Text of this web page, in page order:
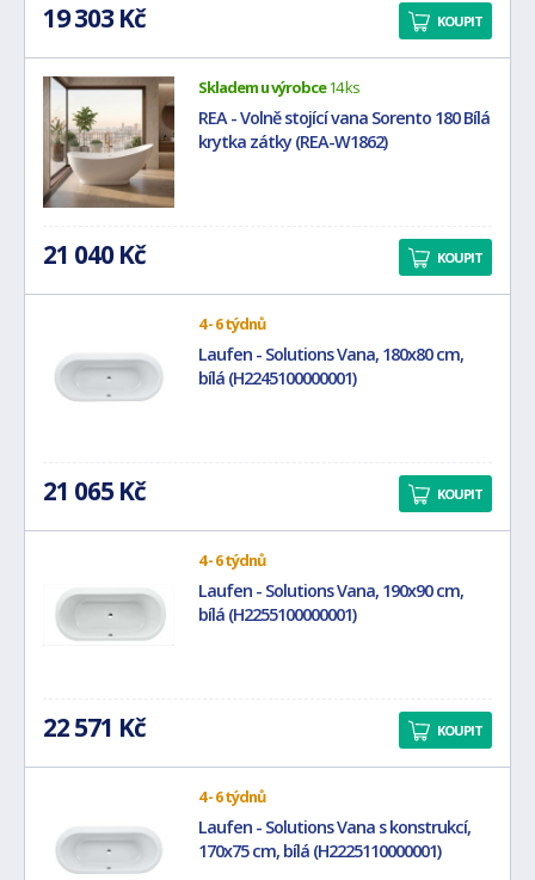
19 303 Kč KOUPIT
Skladem u výrobce14 ks
REA - Volně stojící vana Sorento 180 Bílá
krytka zátky (REA-W1862)
21 040 Kč KOUPIT
4 - 6 týdnů
Laufen - Solutions Vana, 180x80 cm,
bílá (H2245100000001)
21 065 Kč KOUPIT
4 - 6 týdnů
Laufen - Solutions Vana, 190x90 cm,
bílá (H2255100000001)
22 571 Kč KOUPIT
4 - 6 týdnů
Laufen - Solutions Vana s konstrukcí,
170x75 cm, bílá (H2225110000001)